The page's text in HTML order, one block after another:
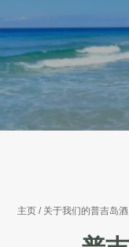
主页 关于我们的普吉岛